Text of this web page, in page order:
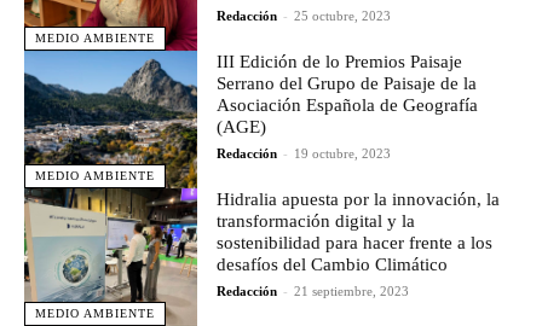
MEDIO AMBIENTE
Redacción - 25 octubre, 2023
MEDIO AMBIENTE
III Edición de lo Premios Paisaje
Serrano del Grupo de Paisaje de la
Asociación Española de Geografía
(AGE)
Redacción - 19 octubre, 2023
MEDIO AMBIENTE
Hidralia apuesta por la innovación, la
transformación digital y la
sostenibilidad para hacer frente a los
desafíos del Cambio Climático
Redacción - 21 septiembre, 2023